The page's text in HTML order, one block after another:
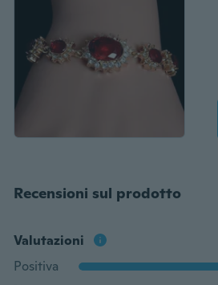
Recensioni sul prodotto
Valutazioni
Positiva